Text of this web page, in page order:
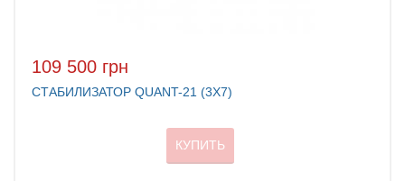
109 500 грн
СТАБИЛИЗАТОР QUANT-21 (3Х7)
КУПИТЬ